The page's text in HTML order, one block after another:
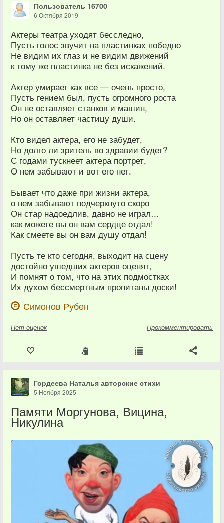
Пользователь 16700
6 Октября 2019
Актеры театра уходят бесследно,
Пусть голос звучит на пластинках победно
Не видим их глаз и не видим движений
к тому же пластинка не без искажений.
Актер умирает как все — очень просто,
Пусть гением был, пусть огромного роста
Он не оставляет станков и машин,
Но он оставляет частицу души.
Кто видел актера, его не забудет,
Но долго ли зритель во здравии будет?
С годами тускнеет актера портрет,
О нем забывают и вот его нет.
Бывает что даже при жизни актера,
о нем забывают подчеркнуто скоро
Он стар надоедлив, давно не играл…
как можете вы он вам сердце отдал!
Как смеете вы он вам душу отдал!
Пусть те кто сегодня, выходит на сцену
достойно ушедших актеров оценят,
И помнят о том, что на этих подмостках
Их духом бессмертным пропитаны доски!
Симонов Рубен
Нет оценок Прокомментировать
Гордеева Наталья авторские стихи
5 Ноября 2025
Памяти Моргунова, Вицина,
Никулина